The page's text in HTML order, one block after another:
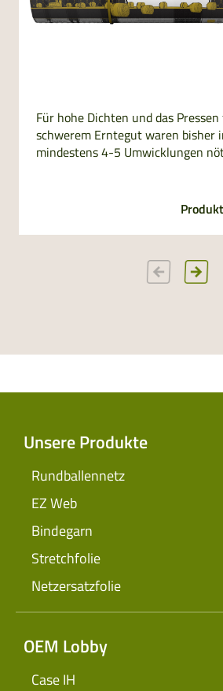
Für hohe Dichten und das Pressen
schwerem Erntegut waren bisher
mindestens 4-5 Umwicklungen
Unsere Produkte
Rundballennetz
EZ Web
Bindegarn
Stretchfolie
Netzersatzfolie
OEM Lobby
Case IH